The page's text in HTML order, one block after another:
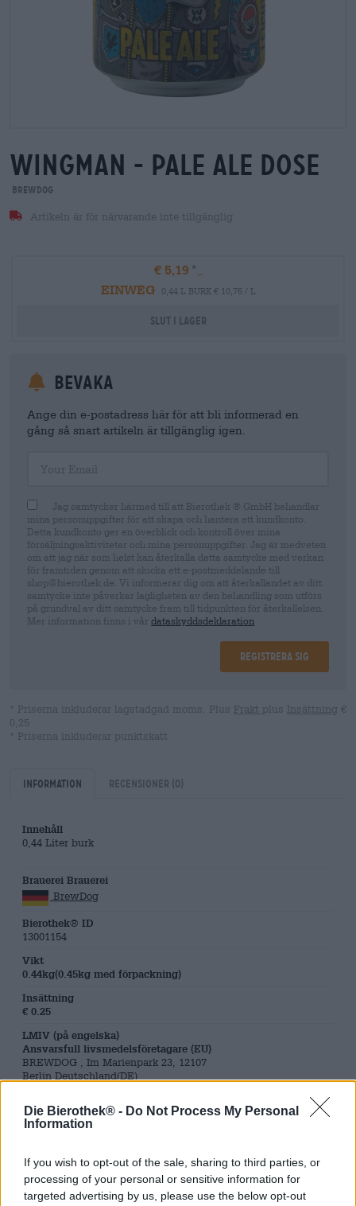
Die Bierothek® - Do Not Process My Personal
Information
If you wish to opt-out of the sale, sharing to third parties, or
processing of your personal or sensitive information for
targeted advertising by us, please use the below opt-out
wingman - pale ale dose
BrewDog
Artikeln är för närvarande inte tillgänglig
€ 5,19
EINWEG
0,44 L BURK € 10,75 / L
Slut i lager
Bevaka
Ange din e-postadress här för att bli informerad en
gång så snart artikeln är tillgänglig igen.
Jag samtycker härmed till att Bierothek ® GmbH behandlar
mina personuppgifter för att skapa och hantera ett kundkonto.
Detta kundkonto ger en överblick och kontroll över mina
försäljningsaktiviteter och mina personuppgifter. Jag är medveten
om att jag när som helst kan återkalla detta samtycke med verkan
för framtiden genom att skicka ett e-postmeddelande till
shop@bierothek.de. Vi informerar dig om att återkallandet av ditt
samtycke inte påverkar lagligheten av den behandling som utförs
på grundval av ditt samtycke fram till tidpunkten för återkallelsen.
Mer information finns i vår dataskyddsdeklaration
Registrera sig
* Priserna inkluderar lagstadgad moms. Plus Frakt plus Insättning €
0,25
* Priserna inkluderar punktskatt
Information Recensioner (0)
Innehåll
0,44 Liter burk
Brauerei Brauerei
BrewDog
Bierothek® ID
13001154
Vikt
0.44kg(0.45kg med förpackning)
Insättning
€ 0.25
LMIV (på engelska)
Ansvarsfull livsmedelsföretagare (EU)
BREWDOG , Im Marienpark 23, 12107
Berlin Deutschland(DE)
Großbritannien
Ölkategori
konserverad öl